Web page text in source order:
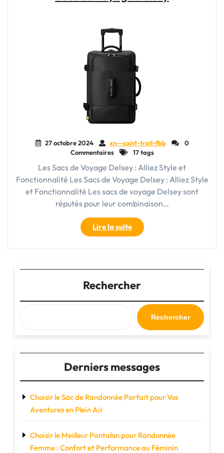
27 octobre 2024 xn--saint-trail-fbb
0
Commentaires
17 tags
Les Sacs de Voyage Delsey : Alliez Style et
Fonctionnalité Les Sacs de Voyage Delsey : Alliez Style
et Fonctionnalité Les sacs de voyage Delsey sont
réputés pour leur combinaison…
Lire la suite"Style
et
Fonctionnalité
Découvrez
les
Sacs
de
Voyage
Delsey"
Rechercher
Rechercher
Derniers messages
Choisir le Sac de Randonnée Parfait pour Vos
Aventures en Plein Air
Choisir le Meilleur Pantalon pour Randonnée
Femme : Confort et Performance au Féminin